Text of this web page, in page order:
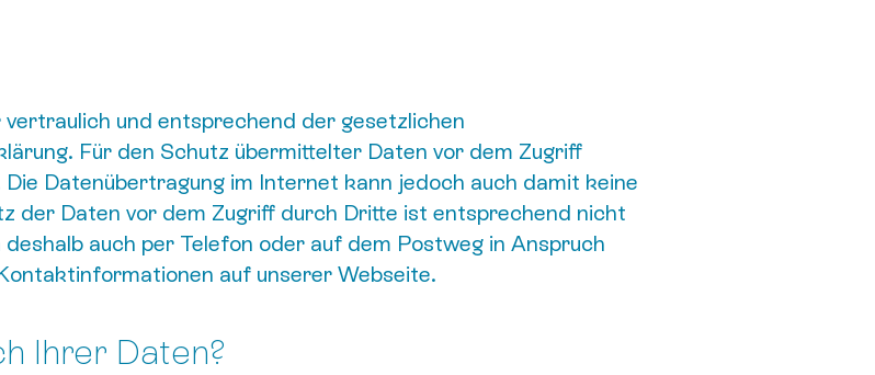
und entsprechend der gesetzlichen
Für den Schutz übermittelter Daten vor dem Zugriff
Datenübertragung im Internet kann jedoch auch damit keine
der Daten vor dem Zugriff durch Dritte ist entsprechend nicht
auch per Telefon oder auf dem Postweg in Anspruch
auf unserer Webseite.
Ihrer Daten?